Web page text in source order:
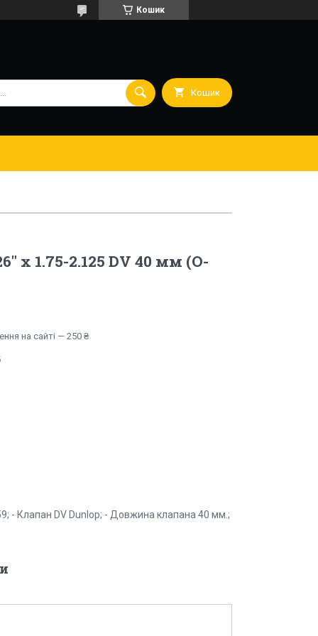
Кошик
Кошик
x 1.75-2.125 DV 40 мм (O-
на сайті — 250 ₴
- Клапан DV Dunlop; - Довжина клапана 40 мм.;